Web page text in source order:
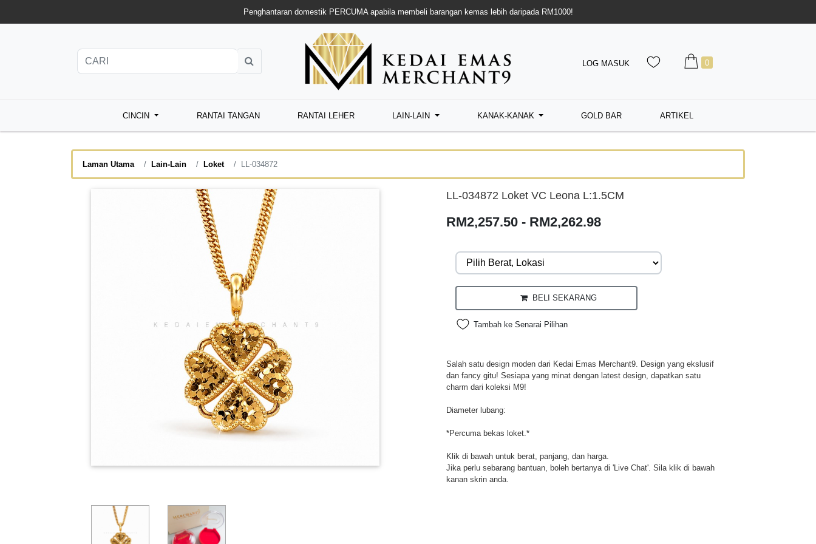
Penghantaran domestik PERCUMA apabila membeli barangan kemas lebih daripada RM1000!
LOG MASUK 0
CINCIN RANTAI TANGAN RANTAI LEHER LAIN-LAIN KANAK-KANAK GOLD BAR ARTIKEL
Laman Utama Lain-Lain Loket LL-034872
LL-034872 Loket VC Leona L:1.5CM
RM2,257.50 - RM2,262.98
BELI SEKARANG
Tambah ke Senarai Pilihan
Salah satu design moden dari Kedai Emas Merchant9. Design yang ekslusif
dan fancy gitu! Sesiapa yang minat dengan latest design, dapatkan satu
charm dari koleksi M9!
Diameter lubang:
*Percuma bekas loket.*
Klik di bawah untuk berat, panjang, dan harga.
Jika perlu sebarang bantuan, boleh bertanya di 'Live Chat'. Sila klik di bawah
kanan skrin anda.